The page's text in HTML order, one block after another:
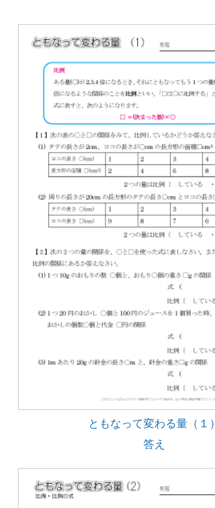
ともなって変わる量（１）
答え